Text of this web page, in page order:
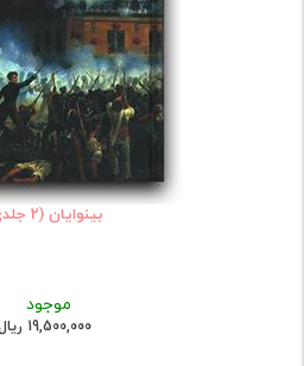
بینوایان (2 جلدی)
موجود
19,500,000 ریال